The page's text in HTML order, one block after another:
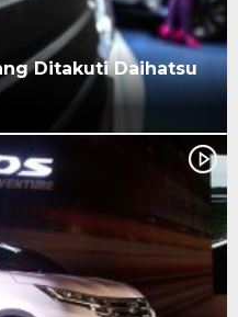
Ditakuti Daihatsu